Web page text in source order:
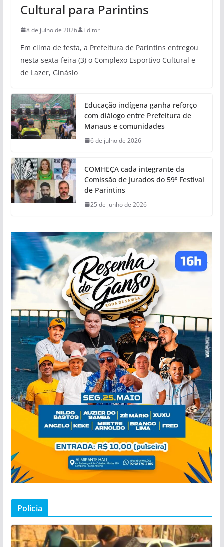
Cultural para Parintins
8 de julho de 2026 Editor
Em clima de festa, a Prefeitura de Parintins entregou
nesta sexta-feira (3) o Complexo Esportivo Cultural e
de Lazer, Ginásio
Educação indígena ganha reforço
com diálogo entre Prefeitura de
Manaus e comunidades
6 de julho de 2026
COMHEÇA cada integrante da
Comissão de Jurados do 59º Festival
de Parintins
25 de junho de 2026
Polícia